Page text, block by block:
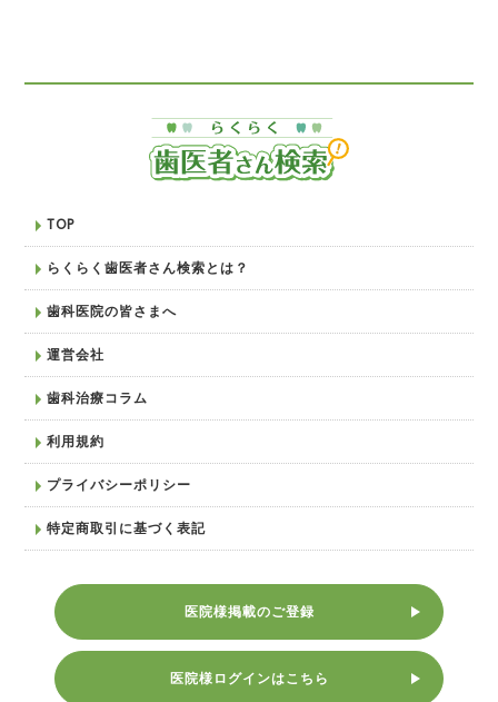
TOP
らくらく歯医者さん検索とは？
歯科医院の皆さまへ
運営会社
歯科治療コラム
利用規約
プライバシーポリシー
特定商取引に基づく表記
医院様掲載のご登録
医院様ログインはこちら